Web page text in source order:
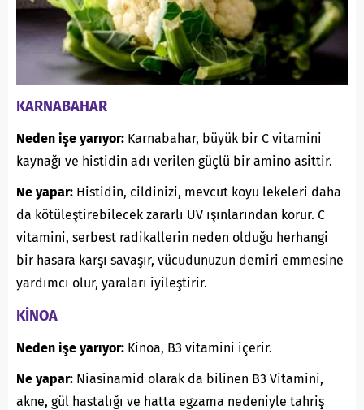
KARNABAHAR
Neden işe yarıyor: Karnabahar, büyük bir C vitamini
kaynağı ve histidin adı verilen güçlü bir amino asittir.
Ne yapar: Histidin, cildinizi, mevcut koyu lekeleri daha
da kötüleştirebilecek zararlı UV ışınlarından korur. C
vitamini, serbest radikallerin neden olduğu herhangi
bir hasara karşı savaşır, vücudunuzun demiri emmesine
yardımcı olur, yaraları iyileştirir.
KİNOA
Neden işe yarıyor: Kinoa, B3 vitamini içerir.
Ne yapar: Niasinamid olarak da bilinen B3 Vitamini,
akne, gül hastalığı ve hatta egzama nedeniyle tahriş